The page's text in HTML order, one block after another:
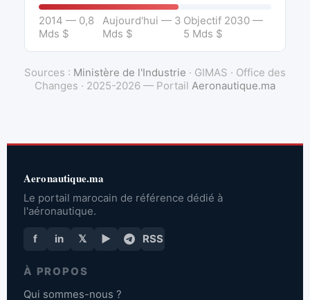
2014 — 0,8
Mds $
Aujourd'hui — 3
Mds $
Objectif 2030 —
5 Mds $
Sources : Ministère de l'Industrie · GIMAS · Office des
Changes · 2025-2026 — Portail Aeronautique.ma
Aeronautique.ma
Le portail marocain de référence dédié à
l'aéronautique.
f in 𝕏 ▶ RSS
À PROPOS
Qui sommes-nous ?